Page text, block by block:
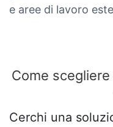
e aree di lavoro
Come
Cerchi una